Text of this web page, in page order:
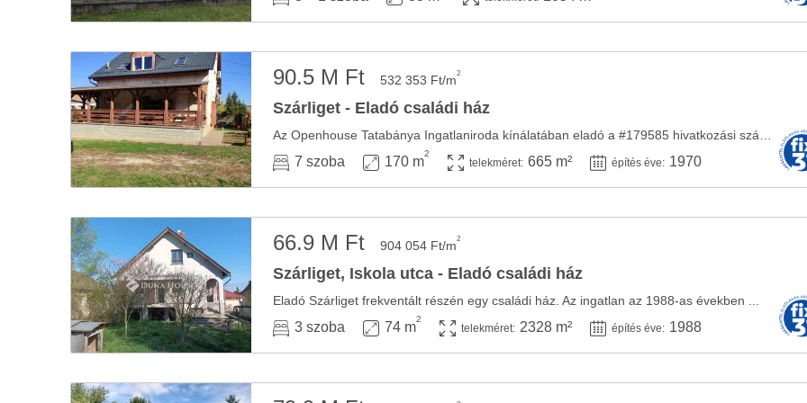
90.5 M Ft 532 353 Ft/m2
Szárliget - Eladó családi ház
7 szoba 170 m
2
telekméret: 665 m² építés éve: 1970
66.9 M Ft 904 054 Ft/m2
Szárliget, Iskola utca - Eladó családi ház
Eladó Szárliget frekventált részén egy családi ház. Az ingatlan az 1988-as években ...
3 szoba 74 m
2
telekméret: 2328 m² építés éve: 1988